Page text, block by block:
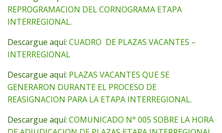
REPROGRAMACION DEL CORNOGRAMA ETAPA
INTERREGIONAL.
Descargue aquí: CUADRO DE PLAZAS VACANTES –
INTERREGIONAL
Descargue aquí: PLAZAS VACANTES QUE SE
GENERARON DURANTE EL PROCESO DE
REASIGNACION PARA LA ETAPA INTERREGIONAL.
Descargue aquí: COMUNICADO N° 005 SOBRE LA HORA